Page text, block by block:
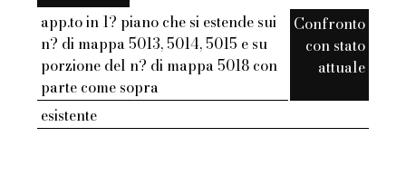
app.to in 1? piano che si estende sui
n? di mappa 5013, 5014, 5015 e su
porzione del n? di mappa 5018 con
parte come sopra
Confronto
con stato
attuale
esistente